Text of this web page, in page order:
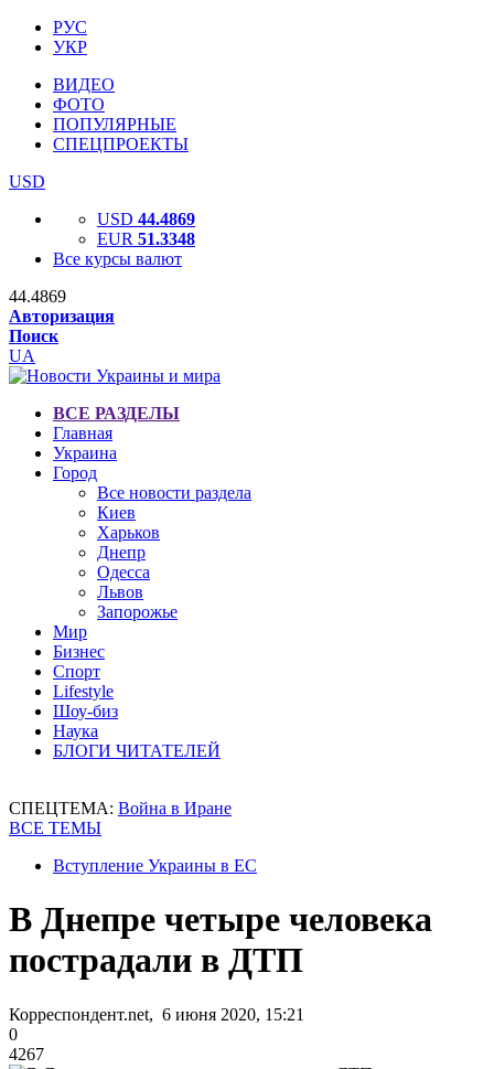
РУС
УКР
ВИДЕО
ФОТО
ПОПУЛЯРНЫЕ
СПЕЦПРОЕКТЫ
USD
USD 44.4869
EUR 51.3348
Все курсы валют
44.4869
Авторизация
Поиск
UA
ВСЕ РАЗДЕЛЫ
Главная
Украина
Город
Все новости раздела
Киев
Харьков
Днепр
Одесса
Львов
Запорожье
Мир
Бизнес
Спорт
Lifestyle
Шоу-биз
Наука
БЛОГИ ЧИТАТЕЛЕЙ
СПЕЦТЕМА: Война в Иране
ВСЕ ТЕМЫ
Вступление Украины в ЕС
В Днепре четыре человека
пострадали в ДТП
Корреспондент.net, 6 июня 2020, 15:21
0
4267